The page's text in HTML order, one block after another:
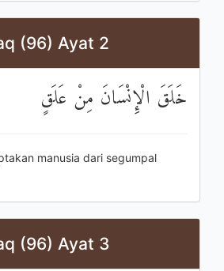
(96) Ayat 2
خَلَقَ الْإِنْسَانَ مِنْ عَلَقٍ
manusia dari segumpal
(96) Ayat 3